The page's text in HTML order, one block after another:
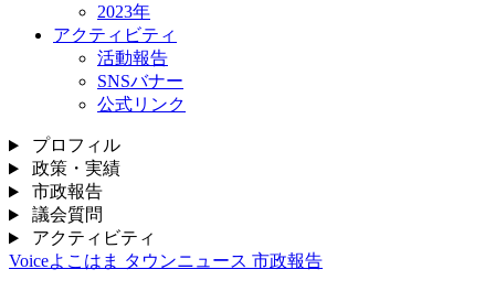
2023年
アクティビティ
活動報告
SNSバナー
公式リンク
プロフィル
政策・実績
市政報告
議会質問
アクティビティ
Voiceよこはま タウンニュース 市政報告